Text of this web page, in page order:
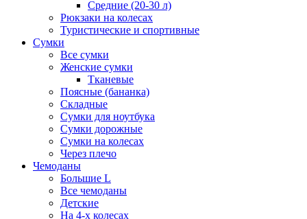
Средние (20-30 л)
Рюкзаки на колесах
Туристические и спортивные
Сумки
Все сумки
Женские сумки
Тканевые
Поясные (бананка)
Складные
Сумки для ноутбука
Сумки дорожные
Сумки на колесах
Через плечо
Чемоданы
Большие L
Все чемоданы
Детские
На 4-х колесах